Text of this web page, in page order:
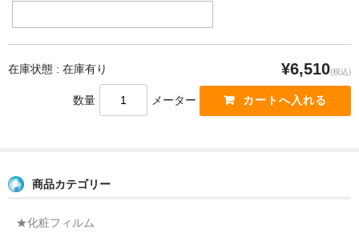
在庫状態 : 在庫有り ¥6,510(税込)
数量 メーター
商品カテゴリー
★化粧フィルム